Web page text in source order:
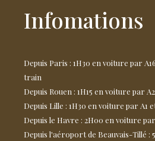
Infomations
Depuis Paris : 1H30 en voiture par
train
Depuis Rouen : 1H15 en voiture par
Depuis Lille : 1H30 en voiture par A1
Depuis le Havre : 2H00 en voiture
Depuis l'aéroport de Beauvais-Tillé :